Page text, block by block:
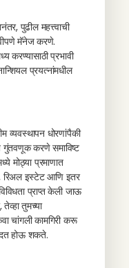
पुढील महत्त्वाची
मॅनेज करणे.
करण्यासाठी प्रभावी
प्रयत्नांमधील
व्यवस्थापन धोरणांपैकी
गुंतवणूक करणे समाविष्ट
मोठ्या प्रमाणात
रिअल इस्टेट आणि इतर
प्राप्त केली जाऊ
तुमच्या
चांगली कामगिरी करू
होऊ शकते.